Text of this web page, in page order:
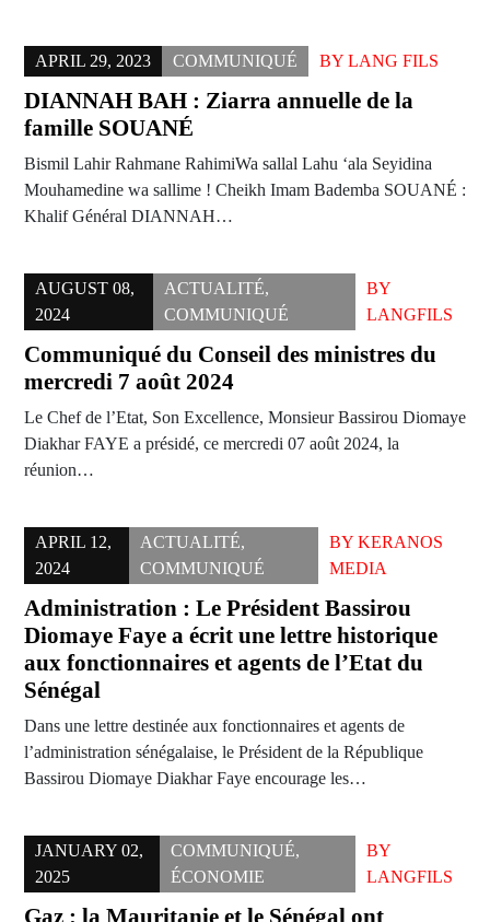
APRIL 29, 2023 COMMUNIQUÉ BY LANG FILS
DIANNAH BAH : Ziarra annuelle de la
famille SOUANÉ
Bismil Lahir Rahmane RahimiWa sallal Lahu ‘ala Seyidina
Mouhamedine wa sallime ! Cheikh Imam Bademba SOUANÉ :
Khalif Général DIANNAH…
AUGUST 08,
2024
ACTUALITÉ,
COMMUNIQUÉ
BY
LANGFILS
Communiqué du Conseil des ministres du
mercredi 7 août 2024
Le Chef de l’Etat, Son Excellence, Monsieur Bassirou Diomaye
Diakhar FAYE a présidé, ce mercredi 07 août 2024, la
réunion…
APRIL 12,
2024
ACTUALITÉ,
COMMUNIQUÉ
BY KERANOS
MEDIA
Administration : Le Président Bassirou
Diomaye Faye a écrit une lettre historique
aux fonctionnaires et agents de l’Etat du
Sénégal
Dans une lettre destinée aux fonctionnaires et agents de
l’administration sénégalaise, le Président de la République
Bassirou Diomaye Diakhar Faye encourage les…
JANUARY 02,
2025
COMMUNIQUÉ,
ÉCONOMIE
BY
LANGFILS
Gaz : la Mauritanie et le Sénégal ont